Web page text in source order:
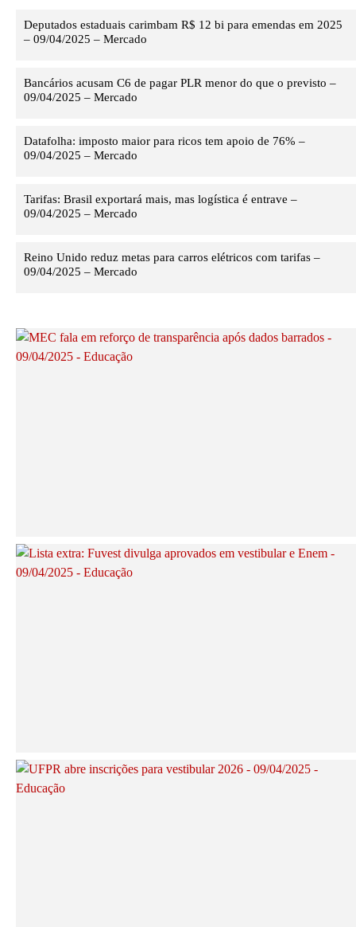
Deputados estaduais carimbam R$ 12 bi para emendas em 2025
– 09/04/2025 – Mercado
Bancários acusam C6 de pagar PLR menor do que o previsto –
09/04/2025 – Mercado
Datafolha: imposto maior para ricos tem apoio de 76% –
09/04/2025 – Mercado
Tarifas: Brasil exportará mais, mas logística é entrave –
09/04/2025 – Mercado
Reino Unido reduz metas para carros elétricos com tarifas –
09/04/2025 – Mercado